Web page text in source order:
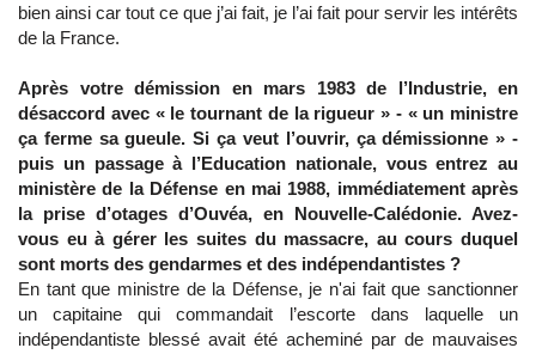
bien ainsi car tout ce que j’ai fait, je l’ai fait pour servir les intérêts
de la France.
Après votre démission en mars 1983 de l’Industrie, en
désaccord avec « le tournant de la rigueur » - « un ministre
ça ferme sa gueule. Si ça veut l’ouvrir, ça démissionne » -
puis un passage à l’Education nationale, vous entrez au
ministère de la Défense en mai 1988, immédiatement après
la prise d’otages d’Ouvéa, en Nouvelle-Calédonie. Avez-
vous eu à gérer les suites du massacre, au cours duquel
sont morts des gendarmes et des indépendantistes ?
En tant que ministre de la Défense, je n'ai fait que sanctionner
un capitaine qui commandait l’escorte dans laquelle un
indépendantiste blessé avait été acheminé par de mauvaises